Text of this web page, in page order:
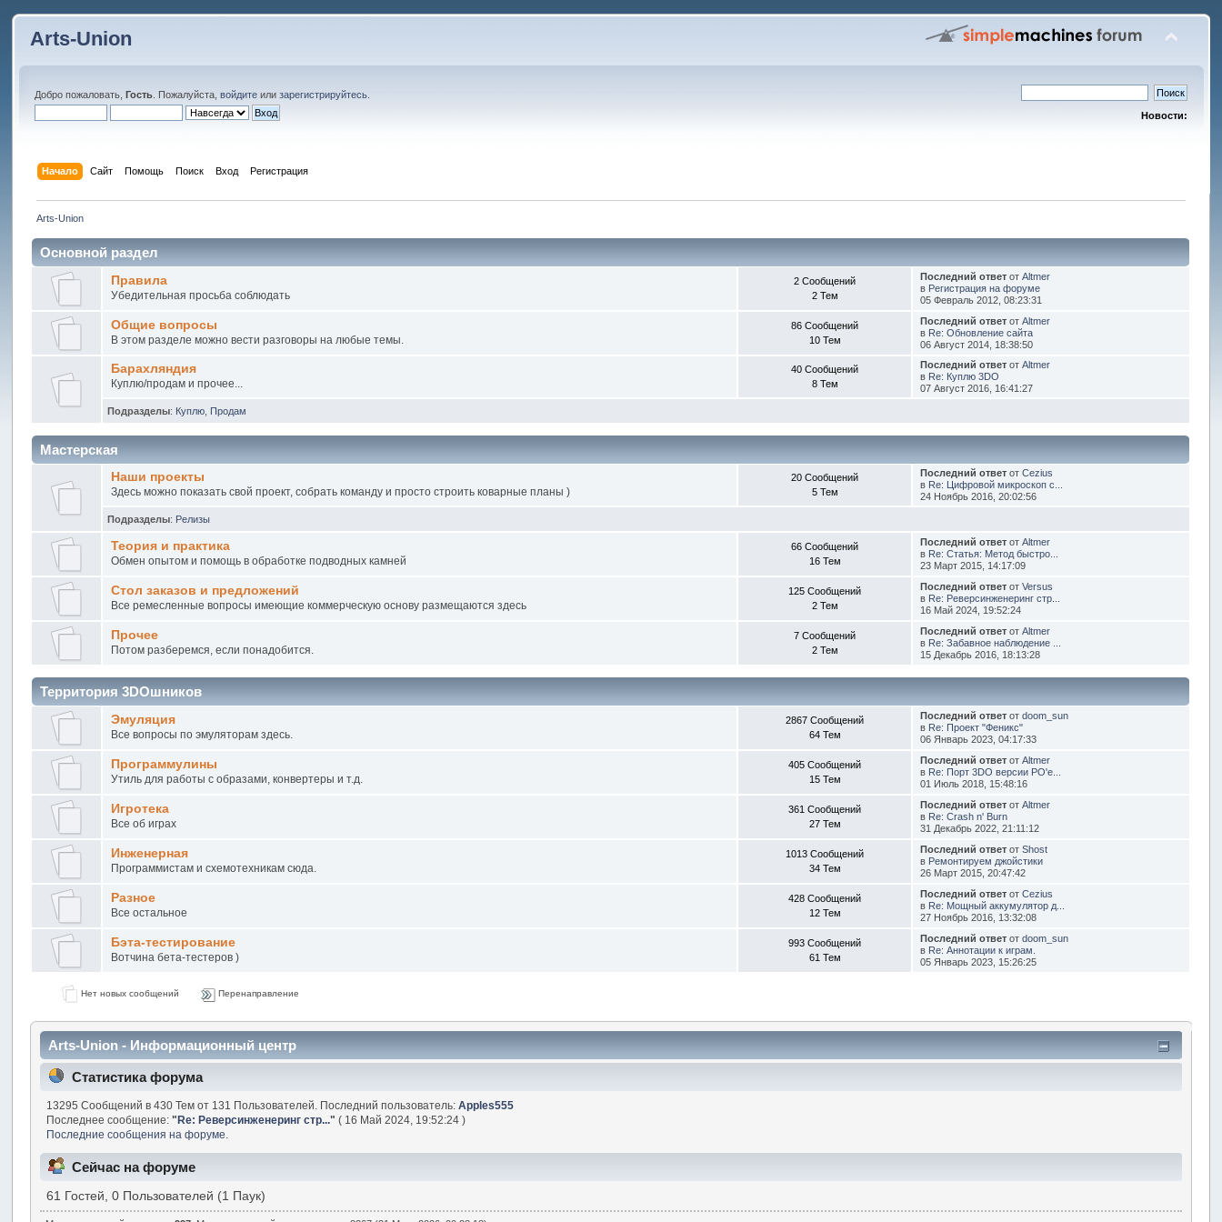
Arts-Union
Добро пожаловать,Гость . Пожалуйста,войдите илизарегистрируйтесь
Новости:
Начало Сайт Помощь Поиск Вход Регистрация
Arts-Union
Основной раздел
Правила
Убедительная просьба соблюдать
2 Сообщений
2 Тем
Последний ответот Altmer
в Регистрация на форуме
05 Февраль 2012, 08:23:31
Общие вопросы
В этом разделе можно вести разговоры на любые темы.
86 Сообщений
10 Тем
Последний ответот Altmer
в Re: Обновление сайта
06 Август 2014, 18:38:50
Барахляндия
Куплю/продам и прочее...
40 Сообщений
8 Тем
Последний ответот Altmer
в Re: Куплю 3DO
07 Август 2016, 16:41:27
Подразделы: Куплю Продам
Мастерская
Наши проекты
Здесь можно показать свой проект, собрать команду и просто строить коварные планы )
20 Сообщений
5 Тем
Последний ответот Cezius
в Re: Цифровой микроскоп с...
24 Ноябрь 2016, 20:02:56
Подразделы: Релизы
Теория и практика
Обмен опытом и помощь в обработке подводных камней
66 Сообщений
16 Тем
Последний ответот Altmer
в Re: Статья: Метод быстро...
23 Март 2015, 14:17:09
Стол заказов и предложений
Все ремесленные вопросы имеющие коммерческую основу размещаются здесь
125 Сообщений
2 Тем
Последний ответот Versus
в Re: Реверсинженеринг стр...
16 Май 2024, 19:52:24
Прочее
Потом разберемся, если понадобится.
7 Сообщений
2 Тем
Последний ответот Altmer
в Re: Забавное наблюдение ...
15 Декабрь 2016, 18:13:28
Территория 3DOшников
Эмуляция
Все вопросы по эмуляторам здесь.
2867 Сообщений
64 Тем
Последний ответот doom_sun
в Re: Проект "Феникс"
06 Январь 2023, 04:17:33
Программулины
Утиль для работы с образами, конвертеры и т.д.
405 Сообщений
15 Тем
Последний ответот Altmer
в Re: Порт 3DO версии PO'e...
01 Июль 2018, 15:48:16
Игротека
Все об играх
361 Сообщений
27 Тем
Последний ответот Altmer
в Re: Crash n' Burn
31 Декабрь 2022, 21:11:12
Инженерная
Программистам и схемотехникам сюда.
1013 Сообщений
34 Тем
Последний ответот Shost
в Ремонтируем джойстики
26 Март 2015, 20:47:42
Разное
Все остальное
428 Сообщений
12 Тем
Последний ответот Cezius
в Re: Мощный аккумулятор д...
27 Ноябрь 2016, 13:32:08
Бэта-тестирование
Вотчина бета-тестеров )
993 Сообщений
61 Тем
Последний ответот doom_sun
в Re: Аннотации к играм.
05 Январь 2023, 15:26:25
Нет новых сообщений Перенаправление
Arts-Union - Информационный центр
Статистика форума
13295 Сообщений в 430 Тем от 131 Пользователей. Последний пользователь: Apples555
Последнее сообщение: "Re: Реверсинженеринг стр..." ( 16 Май 2024, 19:52:24 )
Последние сообщения на форуме.
Сейчас на форуме
61 Гостей, 0 Пользователей (1 Паук)